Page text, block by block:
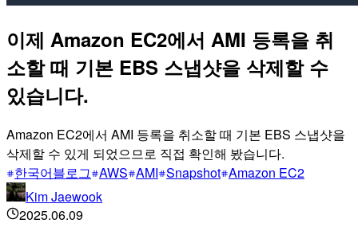
이제 Amazon EC2에서 AMI 등록을 취
소할 때 기본 EBS 스냅샷을 삭제할 수
있습니다.
Amazon EC2에서 AMI 등록을 취소할 때 기본 EBS 스냅샷을
삭제할 수 있게 되었으므로 직접 확인해 봤습니다.
한국어블로그 AWS AMI Snapshot Amazon EC2
Kim Jaewook
2025.06.09